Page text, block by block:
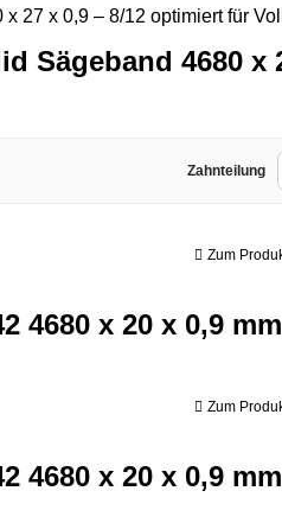
Sägeband 4680
Zahnteilung
Zum
4680 x 20 x 0,9
Zum
4680 x 20 x 0,9